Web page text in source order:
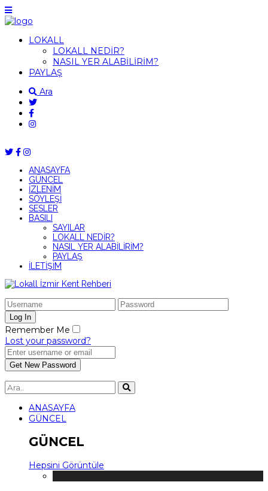
LOKALL
LOKALL NEDİR?
NASIL YER ALABİLİRİM?
PAYLAŞ
Ara
ANASAYFA
GÜNCEL
İZLENİM
SÖYLEŞİ
SESLER
BASILI
SAYILAR
LOKALL NEDİR?
NASIL YER ALABİLİRİM?
PAYLAŞ
İLETİŞİM
Remember Me
Lost your password?
ANASAYFA
GÜNCEL
GÜNCEL
Hepsini Görüntüle